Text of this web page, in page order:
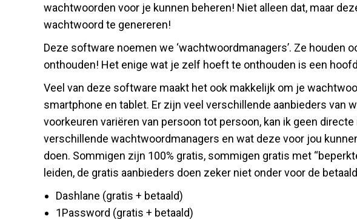
wachtwoorden voor je kunnen beheren! Niet alleen dat, maar
wachtwoord te genereren!
Deze software noemen we ‘wachtwoordmanagers’. Ze
onthouden! Het enige wat je zelf hoeft te onthouden is een
Veel van deze software maakt het ook makkelijk om je
smartphone en tablet. Er zijn veel verschillende aanbieders
voorkeuren variëren van persoon tot persoon, kan ik geen
verschillende wachtwoordmanagers en wat deze voor jou
doen. Sommigen zijn 100% gratis, sommigen gratis met
leiden, de gratis aanbieders doen zeker niet onder voor de
Dashlane (gratis + betaald)
1Password (gratis + betaald)